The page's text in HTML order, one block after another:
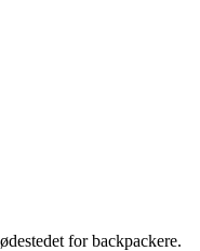
for backpackere.